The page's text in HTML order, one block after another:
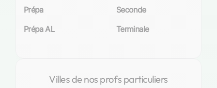
Prépa
Prépa AL
Seconde
Terminale
Villes de nos profs particuliers